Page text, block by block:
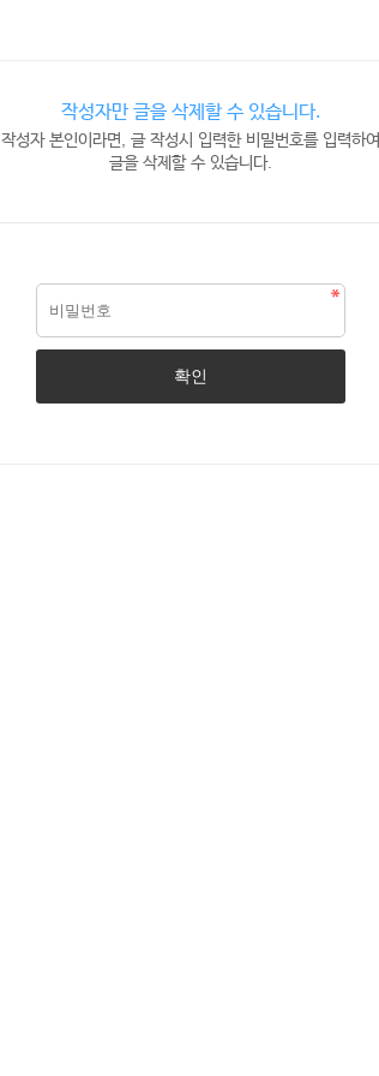
작성자만 글을 삭제할 수 있습니다.
작성자 본인이라면, 글 작성시 입력한 비밀번호를 입력하여
글을 삭제할 수 있습니다.